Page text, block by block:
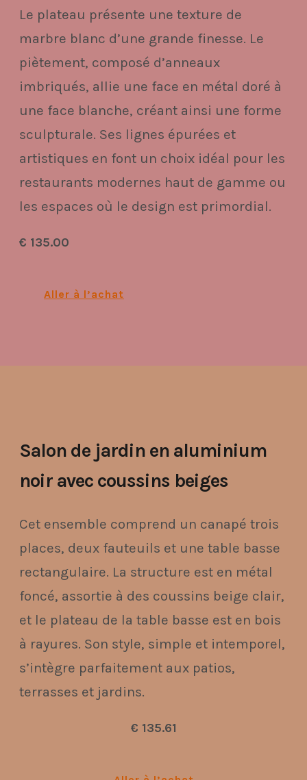
Le plateau présente une texture de
marbre blanc d’une grande finesse. Le
piètement, composé d’anneaux
imbriqués, allie une face en métal doré à
une face blanche, créant ainsi une forme
sculpturale. Ses lignes épurées et
artistiques en font un choix idéal pour les
restaurants modernes haut de gamme ou
les espaces où le design est primordial.
€ 135.00
Aller à l’achat
Salon de jardin en aluminium
noir avec coussins beiges
Cet ensemble comprend un canapé trois
places, deux fauteuils et une table basse
rectangulaire. La structure est en métal
foncé, assortie à des coussins beige clair,
et le plateau de la table basse est en bois
à rayures. Son style, simple et intemporel,
s’intègre parfaitement aux patios,
terrasses et jardins.
€ 135.61